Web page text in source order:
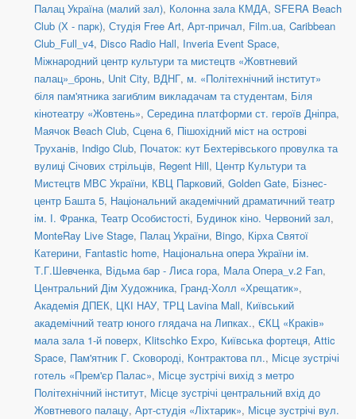
Палац Україна (малий зал), Колонна зала КМДА, SFERA Beach
Club (Х - парк), Студія Free Art, Арт-причал, Film.ua, Caribbean
Club_Full_v4, Disco Radio Hall, Inveria Event Space,
Міжнародний центр культури та мистецтв «Жовтневий
палац»_бронь, Unit Сity, ВДНГ, м. «Політехнічний інститут»
біля пам'ятника загиблим викладачам та студентам, Біля
кінотеатру «Жовтень», Середина платформи ст. героїв Дніпра,
Маячок Beach Club, Сцена 6, Пішохідний міст на острові
Труханів, Indigo Club, Початок: кут Бехтерівського провулка та
вулиці Січових стрільців, Regent Hill, Центр Культури та
Мистецтв МВС України, КВЦ Парковий, Golden Gate, Бізнес-
центр Башта 5, Національний академічний драматичний театр
ім. І. Франка, Театр Особистості, Будинок кіно. Червоний зал,
MonteRay Live Stage, Палац України, Bingo, Кірха Святої
Катерини, Fantastic home, Національна опера України ім.
Т.Г.Шевченка, Відьма бар - Лиса гора, Мала Опера_v.2 Fan,
Центральний Дім Художника, Гранд-Холл «Хрещатик»,
Академія ДПЕК, ЦКІ НАУ, ТРЦ Lavina Mall, Київський
академічний театр юного глядача на Липках., ЄКЦ «Краків»
мала зала 1-й поверх, Klitschko Expo, Київська фортеця, Attic
Space, Пам'ятник Г. Сковороді, Контрактова пл., Місце зустрічі
готель «Прем'єр Палас», Місце зустрічі вихід з метро
Політехнічний інститут, Місце зустрічі центральний вхід до
Жовтневого палацу, Арт-студія «Ліхтарик», Місце зустрічі вул.